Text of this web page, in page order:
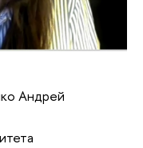
Андрей